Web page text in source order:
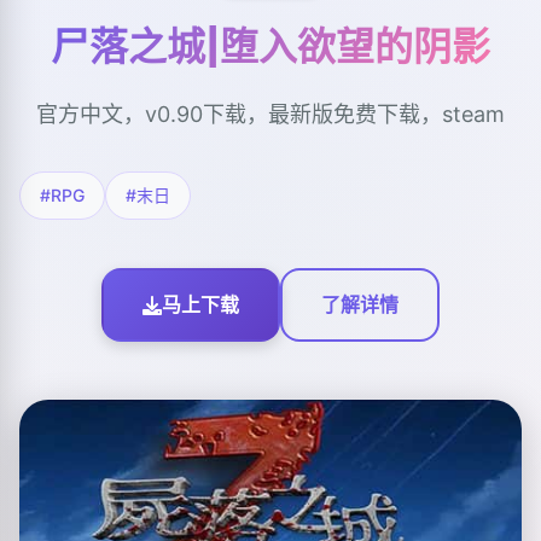
尸落之城|堕入欲望的阴影
官方中文，v0.90下载，最新版免费下载，steam
#RPG #末日
马上下载 了解详情